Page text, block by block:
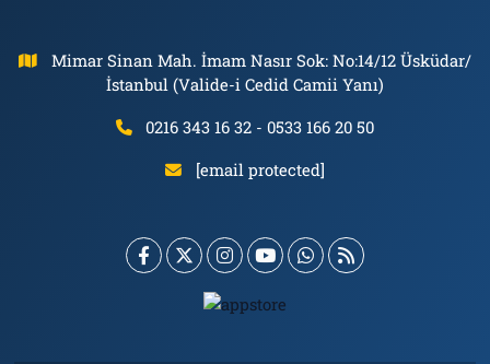
Mimar Sinan Mah. İmam Nasır Sok: No:14/12 Üsküdar/
İstanbul (Valide-i Cedid Camii Yanı)
0216 343 16 32 - 0533 166 20 50
[email protected]